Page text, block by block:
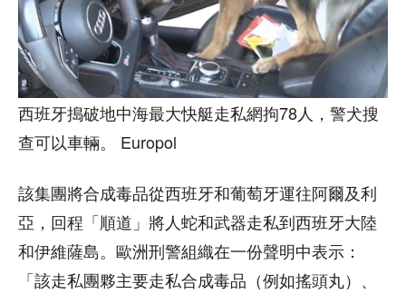
西班牙搗破地中海最大快艇走私網拘78人，警犬搜
查可以車輛。 Europol
該集團將合成毒品從西班牙和葡萄牙運往阿爾及利
亞，回程「順道」將人蛇和武器走私到西班牙大陸
和伊維薩島。歐洲刑警組織在一份聲明中表示：
「該走私團夥主要走私合成毒品（例如搖頭丸）、